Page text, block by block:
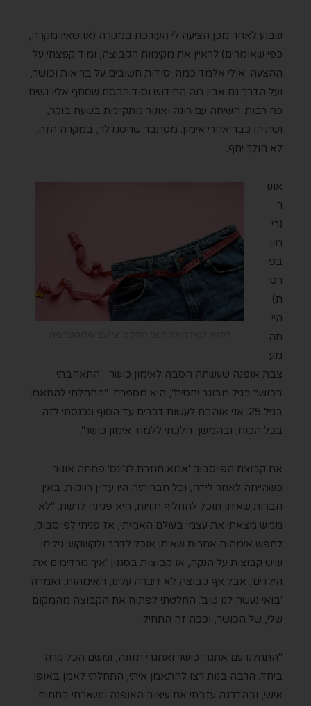
שבוע לאחר מכן הציעה לי העורכת במקרה (או שאין מקרה,
כפי שאומרים) לראיין את מקימות הקבוצה, ומיד קפצתי על
ההצעה. אולי אלמד כמה יסודות חשובים על בריאות וכושר,
ועל הדרך גם אבין מה החידוש וסוד הקסם שסחף אליו נשים
כה רבות. השיחה עם רונה ואונור מתקיימת בשעת בוקר,
ושתיהן כבר אחרי אימון. מסתבר שהסנדלר, במקרה הזה,
לא הולך יחף.
אונו
ר
(רי
מון
בפ
רסי
ת)
היי
תה
מע
צבת אופנה שעשתה הסבה לאימון כושר. "התאהבתי
בכושר בגיל מבוגר יחסית", היא מספרת. "התחלתי להתאמן
בגיל 25. אני אוהבת לעשות דברים עד הסוף ונכנסתי לזה
בכל הכוח, ובהמשך הלכתי ללמוד אימון כושר".
את קבוצת הפייסבוק 'אמא חוזרת לג'ינס' פתחה אונור
כשהייתה לאחר לידה, וכל חברותיה היו עדיין רווקות. באין
חברות שאיתן תוכל להחליף חוויות, היא פנתה לרשת. "לא
ממש מצאתי את עצמי בעולם האמיתי, אז פניתי לפייסבוק,
לחפש אימהות אחרות שאיתן אוכל לדבר ולקשקש. גיליתי
שיש קבוצות על הנקה, או קבוצות בסגנון 'איך מרדימים את
הילדים', אבל אף קבוצה לא דיברה עלינו, האימהות, ואמרה
'בואי נעשה לנו טוב'. החלטתי לפתוח את הקבוצה מהמקום
שלי, של הכושר, וככה זה התחיל.
"התחלנו עם אתגרי כושר ואתגרי תזונה, ומשם הכל קרה
ביחד. הרבה בנות רצו להתאמן איתי, התחלתי לאמן באופן
אישי, ובהדרגה עזבתי את עיצוב האופנה ונשארתי בתחום